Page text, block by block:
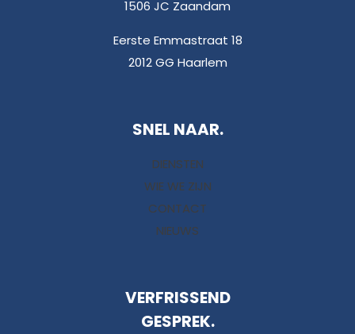
1506 JC Zaandam
Eerste Emmastraat 18
2012 GG Haarlem
SNEL NAAR.
DIENSTEN
WIE WE ZIJN
CONTACT
NIEUWS
VERFRISSEND
GESPREK.